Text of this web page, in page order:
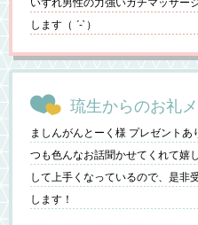
します（ ´-`）
琉生からのお礼
ましんがんとーく様 プレゼント
つも色んなお話聞かせてくれて嬉
して上手くなっているので、是非
します！